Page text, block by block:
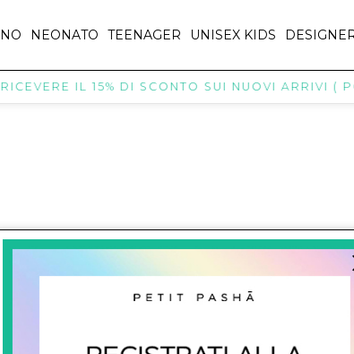
NEONATO TEENAGER UNISEX KIDS
IL 15% DI SCONTO SUI NUOVI ARRIVI (